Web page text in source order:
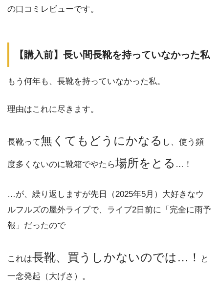
の口コミレビューです。
【購入前】長い間長靴を持っていなかった私
もう何年も、長靴を持っていなかった私。
理由はこれに尽きます。
長靴って無くてもどうにかなる し、使う頻
度多くないのに靴箱でやたら場所をとる …！
…が、繰り返しますが先日（2025年5月）大好きなウ
ルフルズの屋外ライブで、ライブ2日前に「完全に雨予
報」だったので
これは長靴、買うしかないのでは…！
と
一念発起（大げさ）。